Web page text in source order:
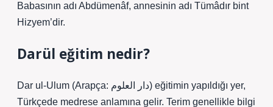
Babasının adı Abdümenâf, annesinin adı Tümâdır bint
Hizyem’dir.
Darül eğitim nedir?
Dar ul-Ulum (Arapça: دار العلوم) eğitimin yapıldığı yer,
Türkçede medrese anlamına gelir. Terim genellikle bilgi